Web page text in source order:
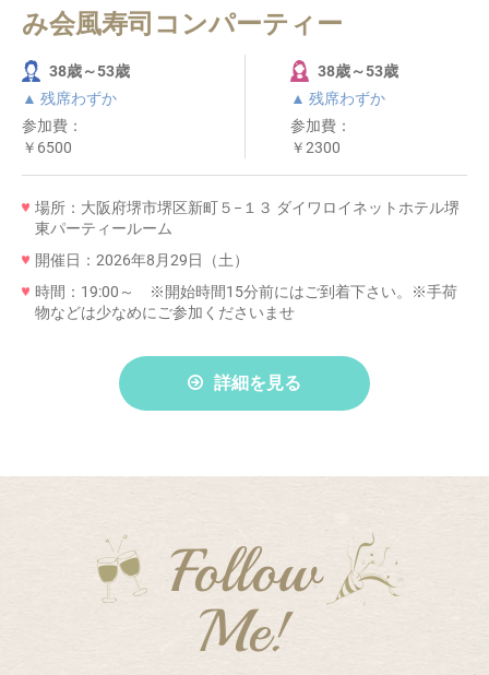
み会風寿司コンパーティー
38歳～53歳
▲ 残席わずか
参加費：
￥6500
38歳～53歳
▲ 残席わずか
参加費：
￥2300
場所：大阪府堺市堺区新町５−１３ ダイワロイネットホテル堺
東パーティールーム
開催日：2026年8月29日（土）
時間：19:00～ ※開始時間15分前にはご到着下さい。※手荷
物などは少なめにご参加くださいませ
詳細を見る
Follow
Me!